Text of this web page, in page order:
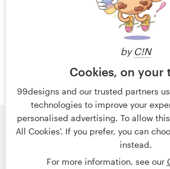
by C!N
Cookies, on your
99designs and our trusted partners
technologies to improve your
personalised advertising. To allow
All Cookies'. If you prefer, you can
instead.
For more information, see our
© 99designs
de
Términos y condiciones